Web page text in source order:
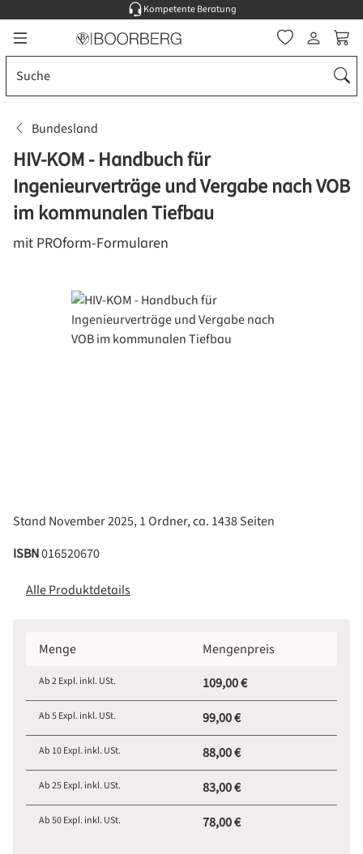
Zum Hauptinhalt springen
Kompetente Beratung
Bundesland
HIV-KOM - Handbuch für
Ingenieurverträge und Vergabe nach VOB
im kommunalen Tiefbau
mit PROform-Formularen
Bildergalerie überspringen
Stand November 2025, 1 Ordner, ca. 1438 Seiten
ISBN016520670
Alle Produktdetails
Menge Mengenpreis
Ab2Expl. inkl. USt. 109,00 €
Ab5Expl. inkl. USt. 99,00 €
Ab 10Expl. inkl. USt. 88,00 €
Ab25Expl. inkl. USt. 83,00 €
Ab50Expl. inkl. USt. 78,00 €